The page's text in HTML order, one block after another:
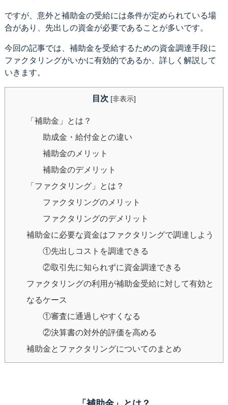
ですが、意外と補助金の受給には条件が定められている場
合があり、先出しの資金が必要であることが多いです。
今回の記事では、補助金を受給するための資金調達手段に
ファクタリングがいかに有効的であるか、詳しく解説して
いきます。
目次 [非表示]
「補助金」とは？
助成金・給付金との違い
補助金のメリット
補助金のデメリット
「ファクタリング」とは？
ファクタリングのメリット
ファクタリングのデメリット
補助金に必要な資金はファクタリングで調達しよう
①先出しコストを調達できる
②取引先に知られずに資金調達できる
ファクタリングの利用が補助金受給に対して有効と
なるケース
①審査に通過しやすくなる
②決算書の対外的評価を高める
補助金とファクタリングについてのまとめ